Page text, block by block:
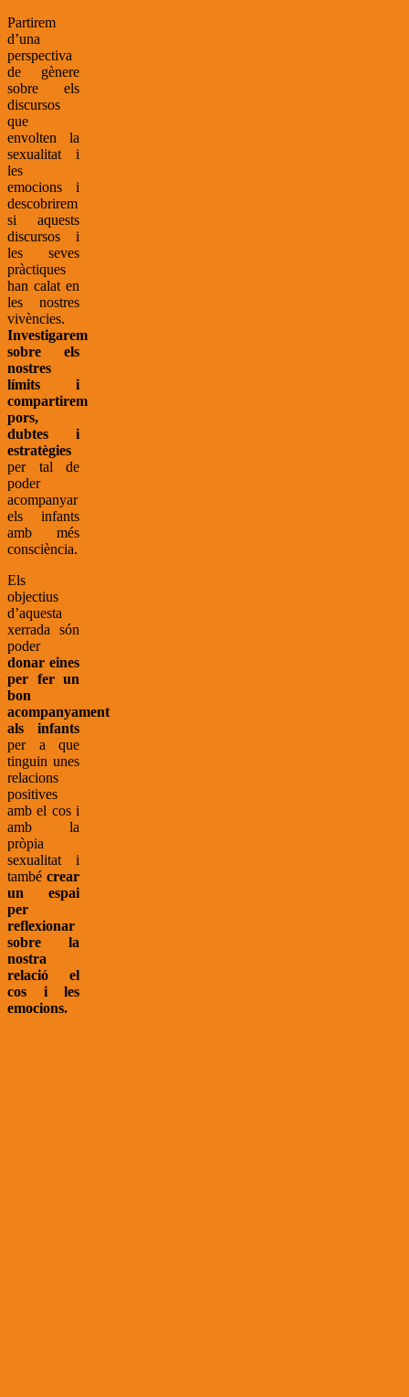
Partirem
d’una
perspectiva
de gènere
sobre els
discursos
que
envolten la
sexualitat i
les
emocions i
descobrirem
si aquests
discursos i
les seves
pràctiques
han calat en
les nostres
vivències.
Investigarem
sobre els
nostres
límits i
compartirem
pors,
dubtes i
estratègies
per tal de
poder
acompanyar
els infants
amb més
consciència.
Els
objectius
d’aquesta
xerrada són
poder
donar eines
per fer un
bon
acompanyament
als infants
per a que
tinguin unes
relacions
positives
amb el cos i
amb la
pròpia
sexualitat i
tambécrear
un espai
per
reflexionar
sobre la
nostra
relació el
cos i les
emocions.